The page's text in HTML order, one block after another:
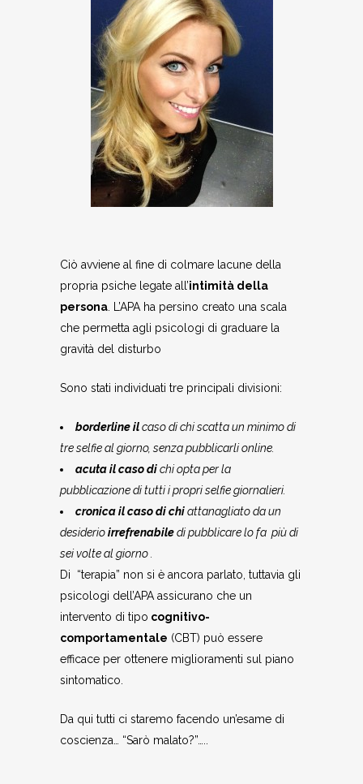
Ciò avviene al fine di colmare lacune della
propria psiche legate all’intimità della
persona . L’APA ha persino creato una scala
che permetta agli psicologi di graduare la
gravità del disturbo
Sono stati individuati tre principali divisioni:
borderline ilcaso di chi scatta un minimo di
tre selfie al giorno, senza pubblicarli online.
acuta il caso dichi optaper la
pubblicazione di tutti i propri selfie giornalieri.
cronica il caso di chiattanagliato da un
desiderioirrefrenabiledi pubblicare lo fa più di
sei volte al giorno .
Di “terapia” non si è ancora parlato, tuttavia gli
psicologi dell’APA assicurano che un
intervento di tipo cognitivo-
comportamentale (CBT) può essere
efficace per ottenere miglioramenti sul piano
sintomatico.
Da qui tutti ci staremo facendo un’esame di
coscienza… “Sarò malato?”…..